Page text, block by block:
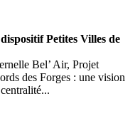
Petites Villes de
Bel’ Air, Projet
des Forges : une vision